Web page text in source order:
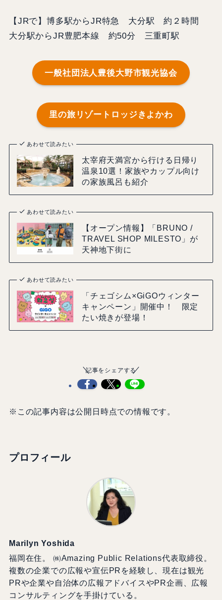
【JRで】博多駅からJR特急 大分駅 約２時間
大分駅からJR豊肥本線 約50分 三重町駅
一般社団法人豊後大野市観光協会
里の旅リゾートロッジきよかわ
あわせて読みたい
太宰府天満宮から行ける日帰り
温泉10選！家族やカップル向け
の家族風呂も紹介
あわせて読みたい
【オープン情報】「BRUNO /
TRAVEL SHOP MILESTO」が
天神地下街に
あわせて読みたい
「チェゴシム×GiGOウィンター
キャンペーン」開催中！ 限定
たい焼きが登場！
記事をシェアする
※この記事内容は公開日時点での情報です。
プロフィール
Marilyn Yoshida
福岡在住。 ㈱Amazing Public Relations代表取締役。
複数の企業での広報や宣伝PRを経験し、現在は観光
PRや企業や自治体の広報アドバイスやPR企画、広報
コンサルティングを手掛けている。